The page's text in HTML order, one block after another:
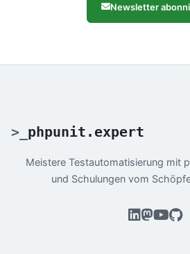
Newsletter
> phpunit.expert
Meistere Testautomatisierung mit
und Schulungen vom